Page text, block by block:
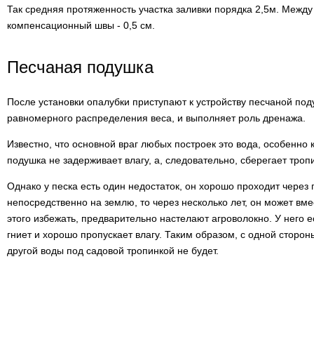
Так средняя протяженность участка заливки порядка 2,5м.
компенсационный швы - 0,5 см.
Песчаная подушка
После установки опалубки приступают к устройству песчаной
равномерного распределения веса, и выполняет роль дренажа.
Известно, что основной враг любых построек это вода, особенно
подушка не задерживает влагу, а, следовательно, сберегает
Однако у песка есть один недостаток, он хорошо проходит через
непосредственно на землю, то через несколько лет, он может
этого избежать, предварительно настелают агроволокно. У него
гниет и хорошо пропускает влагу. Таким образом, с одной
другой воды под садовой тропинкой не будет.